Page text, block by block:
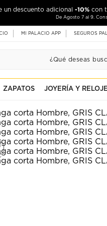
un descuento adicional -10% con
De Agosto 7 al 9.
MI PALACIO APP SEGUROS
ZAPATOS JOYERÍA Y